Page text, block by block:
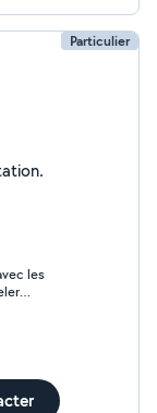
Particulier
ma présentation.
les